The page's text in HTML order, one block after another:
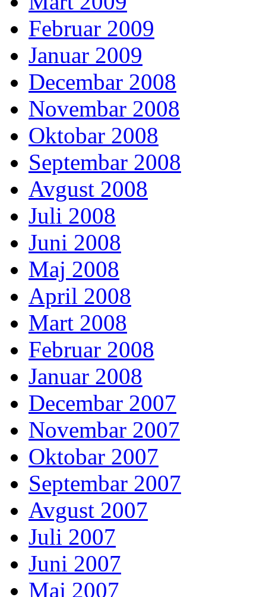
Februar 2009
Januar 2009
Decembar 2008
Novembar 2008
Oktobar 2008
Septembar 2008
Avgust 2008
Juli 2008
Juni 2008
Maj 2008
April 2008
Mart 2008
Februar 2008
Januar 2008
Decembar 2007
Novembar 2007
Oktobar 2007
Septembar 2007
Avgust 2007
Juli 2007
Juni 2007
Maj 2007